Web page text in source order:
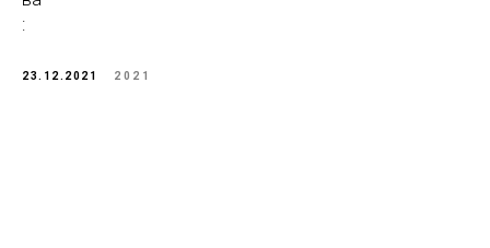
:
23.12.2021 2021